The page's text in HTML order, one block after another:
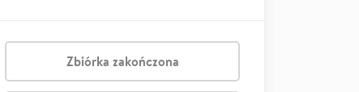
Zbiórka zakończona